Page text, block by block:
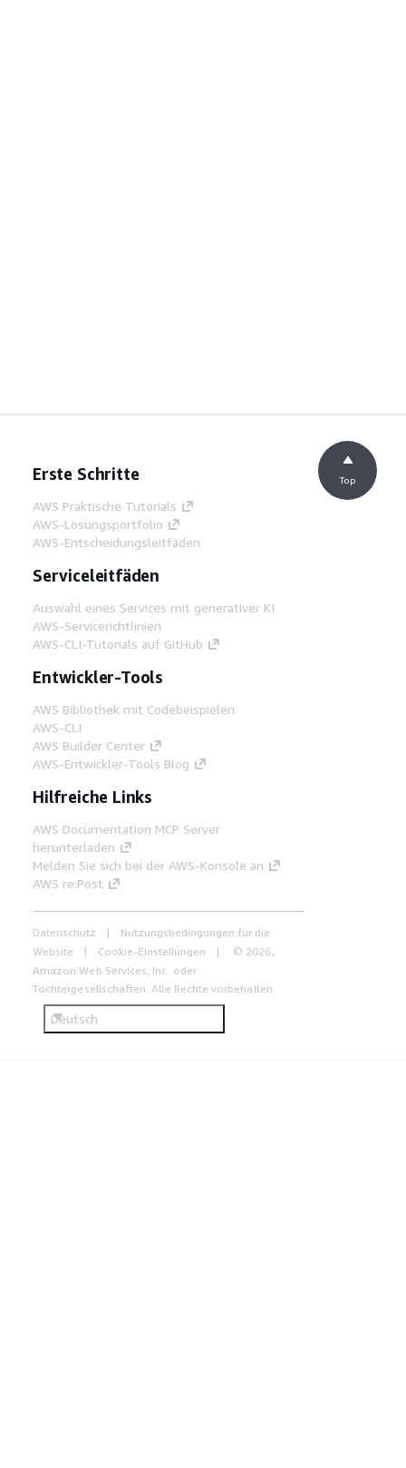
Erste Schritte
AWS Praktische Tutorials
AWS-Lösungsportfolio
AWS-Entscheidungsleitfäden
Serviceleitfäden
Auswahl eines Services mit generativer KI
AWS-Servicerichtlinien
AWS-CLI-Tutorials auf GitHub
Entwickler-Tools
AWS Bibliothek mit Codebeispielen
AWS-CLI
AWS Builder Center
AWS-Entwickler-Tools Blog
Hilfreiche Links
AWS Documentation MCP Server
herunterladen
Melden Sie sich bei der AWS-Konsole an
AWS re:Post
Datenschutz
Nutzungsbedingungen für die
Website
Cookie-Einstellungen
© 2026,
Amazon Web Services, Inc. oder
Tochtergesellschaften. Alle Rechte vorbehalten.
Deutsch
Top